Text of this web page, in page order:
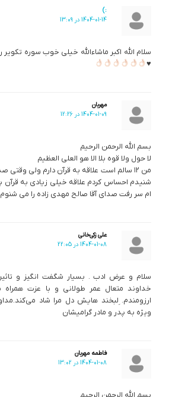
:)
1404-01-14 در 13:09
سلام الله اکبر ماشاءالله خیلی خوب سوره تکویر
♥
مهربان
1404-01-09 در 12:26
بسم الله الرحمن الرحیم
لا حول ولا قوه بلا الا هو العلی العظیم
من ۱۲ سالم است علاقه به قرآن دارم ولی وقتی
شنیدم احساس کردم علاقه خیلی زیادی به قرآن
ام سر رفت صدای آقا صالح مهدی زاده را می شنوم.
علی زکی‌خانی
1404-01-08 در 22:05
سلام و عرض ادب . بسیار شگفت انگیز و تاثیر
خداوند متعال عمر طولانی و با عزت همراه
ارزومندم. ِلبخند هایش دل مرا شاد
ویژه به پدر و مادر گرامیشان
فاطمه مهربان
1404-01-08 در 13:02
بسم الله الرحمن الرحیم